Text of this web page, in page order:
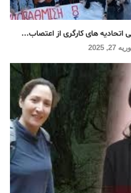
اتحادیه های کارگری از اعتصاب...
27, 2025